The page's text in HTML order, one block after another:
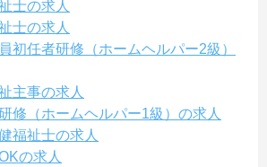
士の求人
士の求人
初任者研修（ホームヘルパー2級）
主事の求人
修（ホームヘルパー1級）の求人
福祉士の求人
の求人